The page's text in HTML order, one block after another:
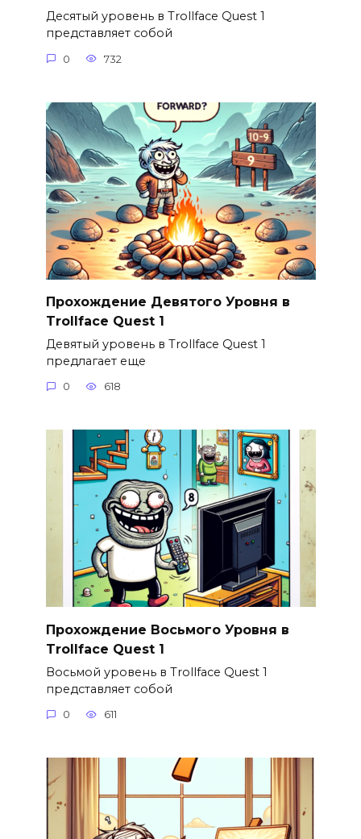
Десятый уровень в Trollface Quest 1
представляет собой
0 732
Прохождение Девятого Уровня в
Trollface Quest 1
Девятый уровень в Trollface Quest 1
предлагает еще
0 618
Прохождение Восьмого Уровня в
Trollface Quest 1
Восьмой уровень в Trollface Quest 1
представляет собой
0 611